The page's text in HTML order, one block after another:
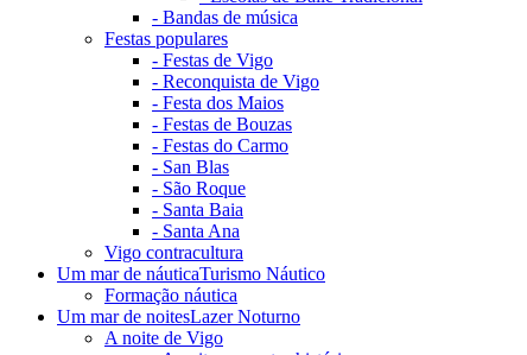
- Bandas de música
Festas populares
- Festas de Vigo
- Reconquista de Vigo
- Festa dos Maios
- Festas de Bouzas
- Festas do Carmo
- San Blas
- São Roque
- Santa Baia
- Santa Ana
Vigo contracultura
Um mar de náuticaTurismo Náutico
Formação náutica
Um mar de noitesLazer Noturno
A noite de Vigo